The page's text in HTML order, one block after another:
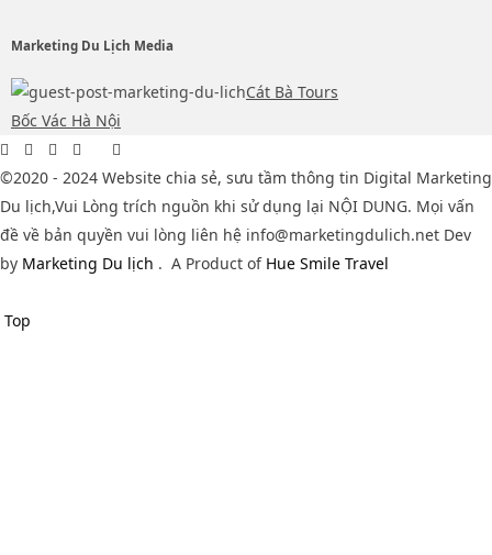
Marketing Du Lịch Media
Cát Bà Tours
Bốc Vác Hà Nội
©2020 - 2024 Website chia sẻ, sưu tầm thông tin Digital Marketing
Du lịch,Vui Lòng trích nguồn khi sử dụng lại NỘI DUNG. Mọi vấn
đề về bản quyền vui lòng liên hệ info@marketingdulich.net Dev
by Marketing Du lịch . A Product of Hue Smile Travel
Top